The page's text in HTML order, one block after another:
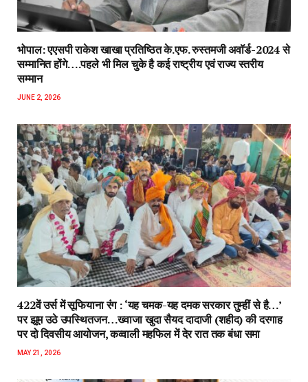
भोपाल: एएसपी राकेश‌ खाखा प्रतिष्ठित के.एफ. रुस्तमजी अवॉर्ड-2024 से
सम्मानित होंगे….पहले भी मिल चुके है कई राष्ट्रीय एवं राज्य स्तरीय
सम्मान
JUNE 2, 2026
422वें उर्स में सूफियाना रंग : ‘यह चमक-यह दमक सरकार तुम्हीं से है…’
पर झूम उठे उपस्थितजन…ख्वाजा खुदा सैयद दादाजी (शहीद) की दरगाह
पर दो दिवसीय आयोजन, कव्वाली महफिल में देर रात तक बंधा समा
MAY 21, 2026